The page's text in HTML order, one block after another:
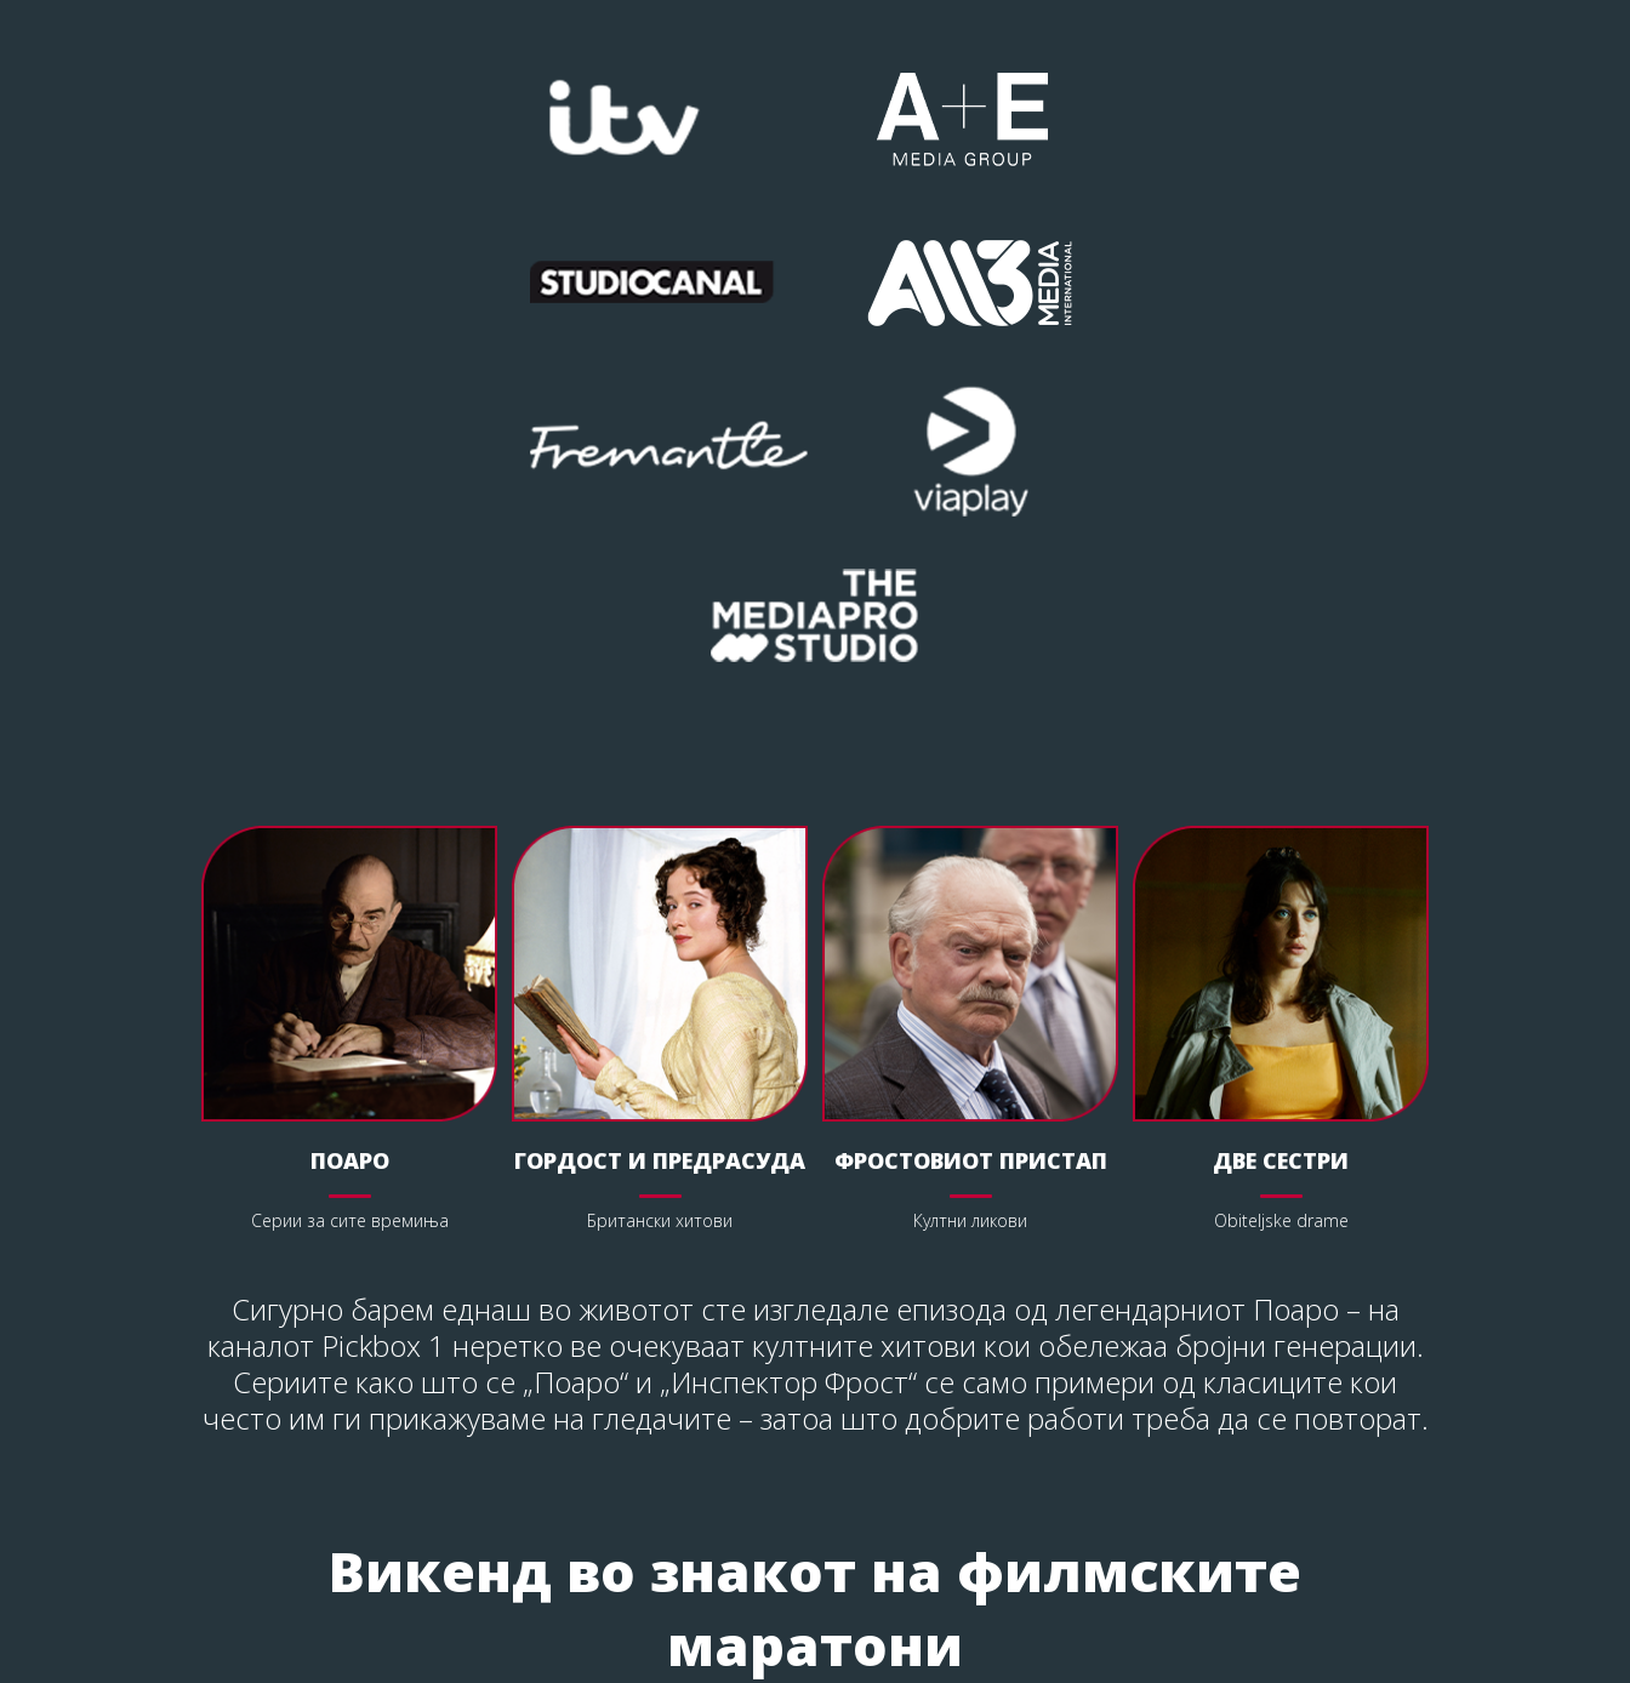
ПОАРО
Серии за сите времиња
ГОРДОСТ И ПРЕДРАСУДА
Британски хитови
ФРОСТОВИОТ ПРИСТАП
Култни ликови
ДВЕ СЕСТРИ
Obiteljske drame
Сигурно барем еднаш во животот сте изгледале епизода од легендарниот Поаро – на
каналот Pickbox 1 неретко ве очекуваат култните хитови кои обележаа бројни генерации.
Сериите како што се „Поаро“ и „Инспектор Фрост“ се само примери од класиците кои
често им ги прикажуваме на гледачите – затоа што добрите работи треба да се повторат.
Викенд во знакот на филмските
маратони